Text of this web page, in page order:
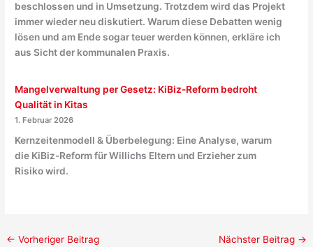
beschlossen und in Umsetzung. Trotzdem wird das Projekt
immer wieder neu diskutiert. Warum diese Debatten wenig
lösen und am Ende sogar teuer werden können, erkläre ich
aus Sicht der kommunalen Praxis.
Mangelverwaltung per Gesetz: KiBiz-Reform bedroht
Qualität in Kitas
1. Februar 2026
Kernzeitenmodell & Überbelegung: Eine Analyse, warum
die KiBiz-Reform für Willichs Eltern und Erzieher zum
Risiko wird.
← Vorheriger Beitrag Nächster Beitrag →